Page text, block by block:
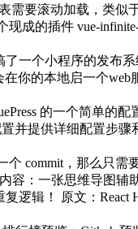
需要滚动加载，类
成的插件 vue-
了一个小程序的发布
你的本地启一个
的一个简单的
并提供详细配置步
commit，那么只需
容：一张思维导图辅
逻辑！ 原文：React